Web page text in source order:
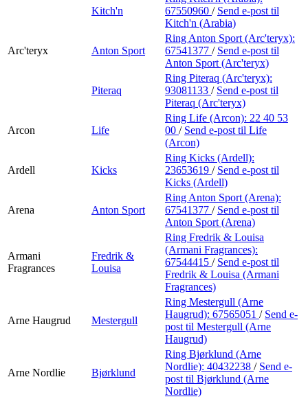
Kitch'n
67550960 / Send e-post til
Kitch'n (Arabia)
Arc'teryx Anton Sport
Ring Anton Sport (Arc'teryx):
67541377 / Send e-post til
Anton Sport (Arc'teryx)
Piteraq
Ring Piteraq (Arc'teryx):
93081133 / Send e-post til
Piteraq (Arc'teryx)
Arcon Life
Ring Life (Arcon): 22 40 53
00 / Send e-post til Life
(Arcon)
Ardell Kicks
Ring Kicks (Ardell):
23653619 / Send e-post til
Kicks (Ardell)
Arena Anton Sport
Ring Anton Sport (Arena):
67541377 / Send e-post til
Anton Sport (Arena)
Armani
Fragrances
Fredrik &
Louisa
Ring Fredrik & Louisa
(Armani Fragrances):
67544415 / Send e-post til
Fredrik & Louisa (Armani
Fragrances)
Arne Haugrud Mestergull
Ring Mestergull (Arne
Haugrud): 67565051 / Send e-
post til Mestergull (Arne
Haugrud)
Arne Nordlie Bjørklund
Ring Bjørklund (Arne
Nordlie): 40432238 / Send e-
post til Bjørklund (Arne
Nordlie)